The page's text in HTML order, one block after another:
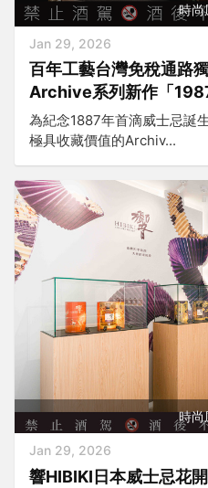
時尚
Jan 29, 2026
百年工藝台灣免稅通路
Archive系列新作「
為紀念1887年首滴威士忌誕
極具收藏價值的Archiv...
時尚
Jan 29, 2026
響HIBIKI日本威士忌花